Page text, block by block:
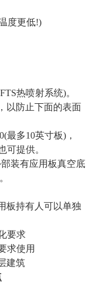
度更低!)
FTS热喷射系统)。
以防止下面的表面
最多10英寸板)，
可提供。
装有应用板真空底
板持有人可以单独
要求
求使用
建筑